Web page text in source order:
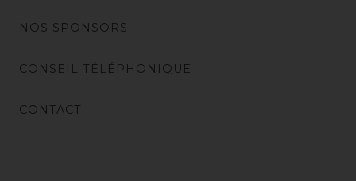
NOS SPONSORS
CONSEIL TÉLÉPHONIQUE
CONTACT